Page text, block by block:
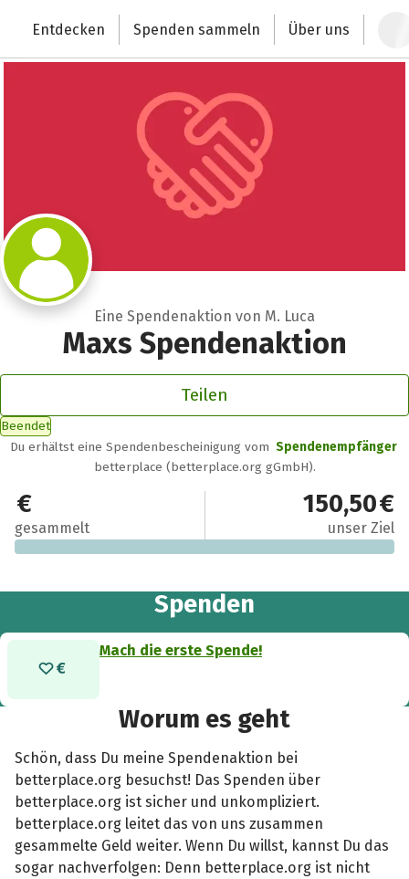
Deutschlands größte Spendenplattform
Entdecken Spenden sammeln Über uns
Eine Spendenaktion von M. Luca
Maxs Spendenaktion
Teilen
Beendet
Du erhältst eine Spendenbescheinigung vom Spendenempfänger
betterplace (betterplace.org gGmbH).
0 €
gesammelt
150,50 €
unser Ziel
Spenden
Mach die erste Spende!
Worum es geht
Schön, dass Du meine Spendenaktion bei
betterplace.org besuchst! Das Spenden über
betterplace.org ist sicher und unkompliziert.
betterplace.org leitet das von uns zusammen
gesammelte Geld weiter. Wenn Du willst, kannst Du das
sogar nachverfolgen: Denn betterplace.org ist nicht